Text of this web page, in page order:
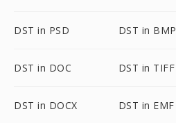
DST in PSD DST in BMP
DST in DOC DST in TIFF
DST in DOCX DST in EMF